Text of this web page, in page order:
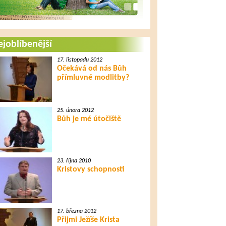
17. listopadu 2012
Očekává od nás Bůh
přímluvné modlitby?
25. února 2012
Bůh je mé útočiště
23. října 2010
Kristovy schopnosti
17. března 2012
Přijmi Ježíše Krista